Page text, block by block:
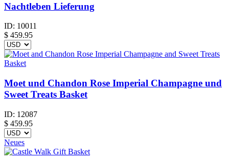
Nachtleben Lieferung
ID: 10011
$ 459.95
Moet und Chandon Rose Imperial Champagne und
Sweet Treats Basket
ID: 12087
$ 459.95
Neues